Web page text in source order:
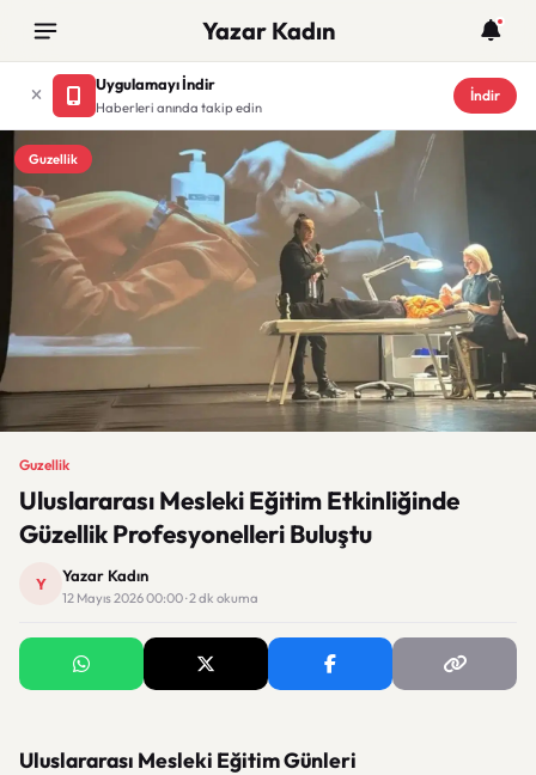
Yazar Kadın
Uygulamayı İndir
Haberleri anında takip edin
İndir
Guzellik
Guzellik
Uluslararası Mesleki Eğitim Etkinliğinde
Güzellik Profesyonelleri Buluştu
Y Yazar Kadın
12 Mayıs 2026 00:00 · 2 dk okuma
Uluslararası Mesleki Eğitim Günleri